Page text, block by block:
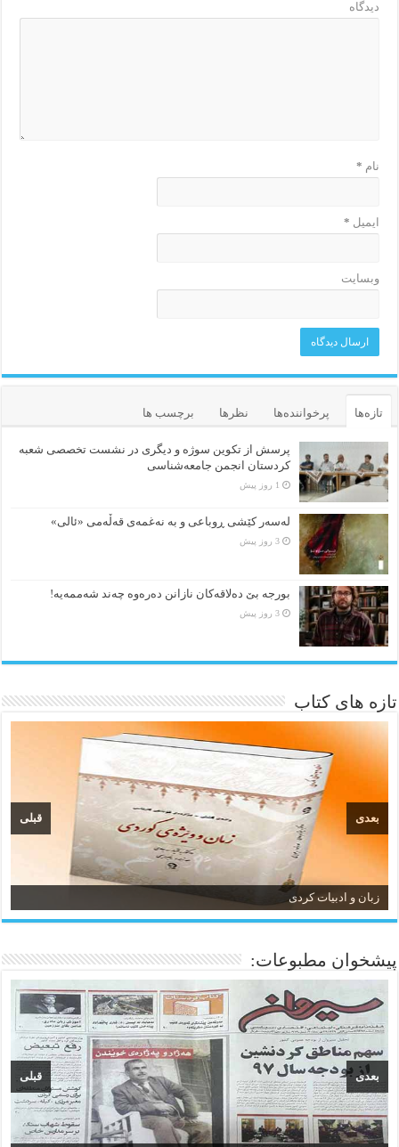
دیدگاه
نام *
ایمیل *
وبسایت
تازه‌ها پرخواننده‌ها نظرها برچسب ها
پرسش از تکوین سوژه و دیگری در نشست تخصصی شعبه
کردستان انجمن جامعه‌شناسی
1 روز پیش
لەسەر کێشی ڕوباعی و به نەغمەی قەڵەمی «ئالی»
3 روز پیش
بورجە بێ دەلاقەکان نازانن دەرەوە چەند شەممەیە!
3 روز پیش
تازه های کتاب
زبان و ادبیات کردی
قبلی بعدی
پیشخوان مطبوعات:
قبلی بعدی